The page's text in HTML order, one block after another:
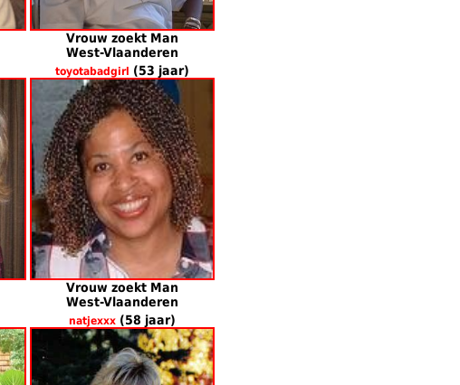
Vrouw zoekt Man
West-Vlaanderen
toyotabadgirl (53 jaar)
Vrouw zoekt Man
West-Vlaanderen
natjexxx(58 jaar)